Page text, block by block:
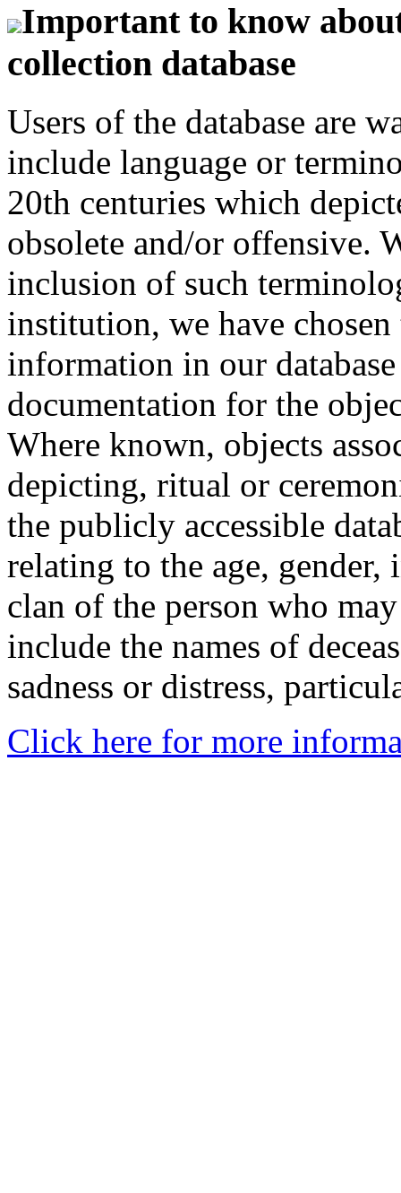
Important to know
collection database
Users of the database are
include language or
20th centuries which
obsolete and/or offensive.
inclusion of such
institution, we have
information in our
documentation for the
Where known, objects
depicting, ritual or
the publicly accessible
relating to the age,
clan of the person who
include the names of
sadness or distress,
Click here for more